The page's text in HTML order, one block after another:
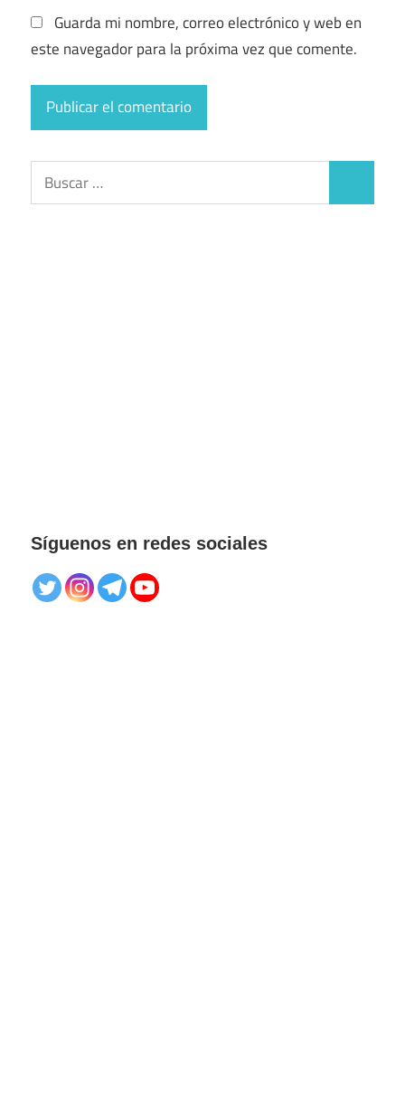
Guarda mi nombre, correo electrónico y web en
este navegador para la próxima vez que comente.
Buscar:
Síguenos en redes sociales